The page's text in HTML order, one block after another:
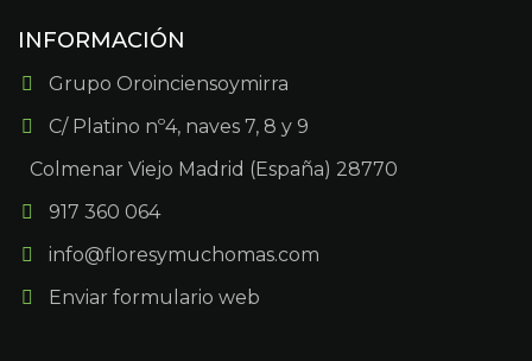
INFORMACIÓN
Grupo Oroinciensoymirra
C/ Platino nº4, naves 7, 8 y 9
Colmenar Viejo Madrid (España) 28770
917 360 064
info@floresymuchomas.com
Enviar formulario web